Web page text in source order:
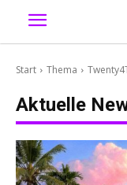
Start Thema
Aktuelle